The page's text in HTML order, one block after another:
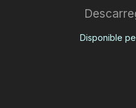
Disponible